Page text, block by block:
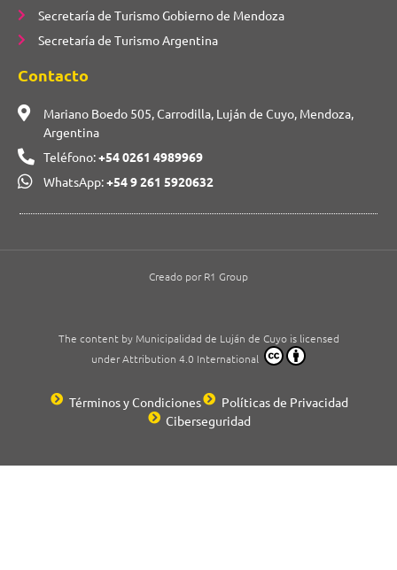
Secretaría de Turismo Gobierno de Mendoza
Secretaría de Turismo Argentina
Contacto
Mariano Boedo 505, Carrodilla, Luján de Cuyo, Mendoza,
Argentina
Teléfono:+54 0261 4989969
WhatsApp:+54 9 261 5920632
Términos y Condiciones
Políticas de Privacidad
Ciberseguridad
The content by Municipalidad de Luján de Cuyo is licensed
under Attribution 4.0 International
Creado por R1 Group